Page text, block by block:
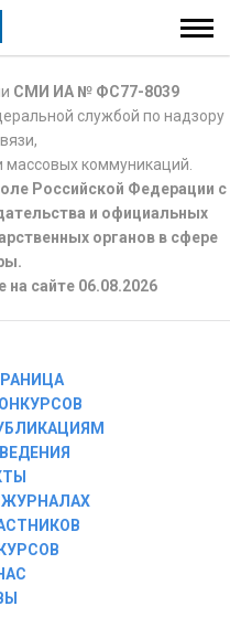
СМИ ИА № ФС77-8039
службой по надзору
коммуникаций.
Российской Федерации с
и официальных
органов в сфере
на сайте 06.08.2026
ЖУРНАЛАХ